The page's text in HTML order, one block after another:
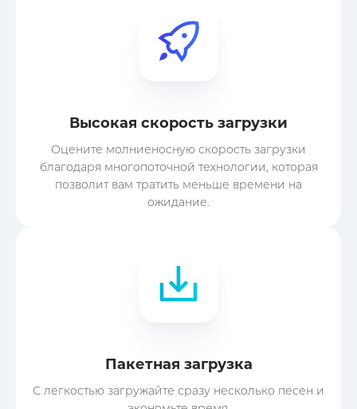
Высокая скорость загрузки
Оцените молниеносную скорость загрузки
благодаря многопоточной технологии, которая
позволит вам тратить меньше времени на
ожидание.
Пакетная загрузка
С легкостью загружайте сразу несколько песен и